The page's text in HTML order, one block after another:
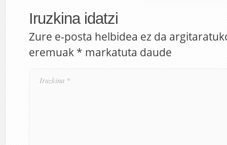
Iruzkina idatzi
Zure e-posta helbidea ez da
eremuak * markatuta daude